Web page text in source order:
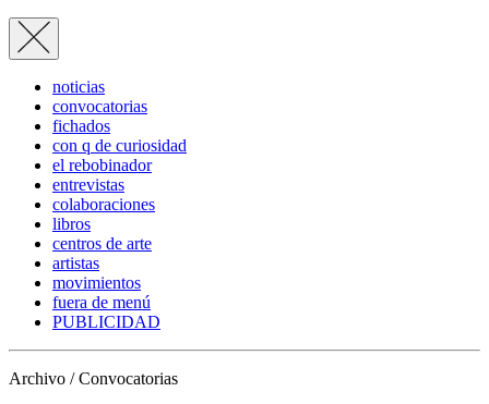
noticias
convocatorias
fichados
con q de curiosidad
el rebobinador
entrevistas
colaboraciones
libros
centros de arte
artistas
movimientos
fuera de menú
PUBLICIDAD
Archivo / Convocatorias